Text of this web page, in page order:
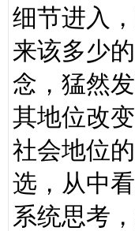
细节进入
来该多少
念，猛然
其地位改
社会地位
选，从中
系统思考